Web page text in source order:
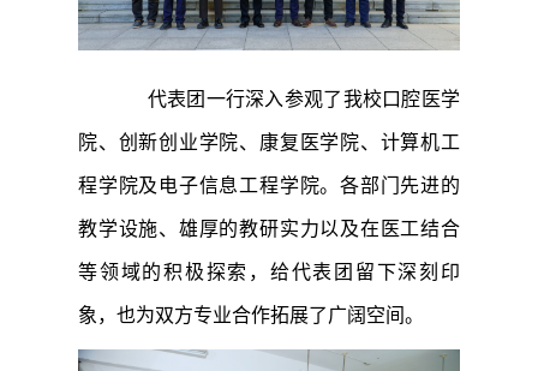
代表团一行深入参观了我校口腔医学
院、创新创业学院、康复医学院、计算机工
程学院及电子信息工程学院。各部门先进的
教学设施、雄厚的教研实力以及在医工结合
等领域的积极探索，给代表团留下深刻印
象，也为双方专业合作拓展了广阔空间。